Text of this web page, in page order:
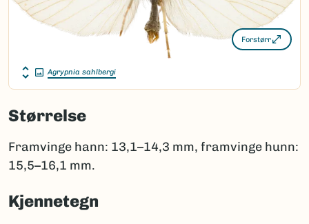
Forstørr
Agrypnia sahlbergi
Størrelse
Framvinge hann: 13,1–14,3 mm, framvinge hunn:
15,5–16,1 mm.
Kjennetegn